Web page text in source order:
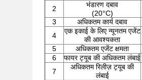
2
भंडारण दबाव
(20°C)
3
अधिकतम कार्य दबाव
4
एक इकाई के लिए न्यूनतम एजेंट
की आवश्यकता
5
अधिकतम एजेंट क्षमता
6
फायर ट्यूब की अधिकतम लंबाई
7
अधिकतम रिलीज़ ट्यूब की
लंबाई